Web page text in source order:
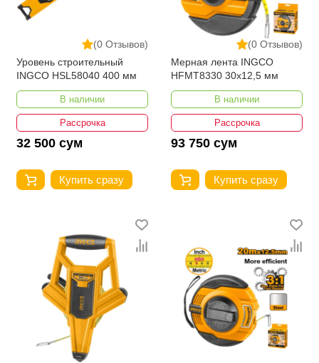
(0 Отзывов)
Уровень строительный
INGCO HSL58040 400 мм
В наличии
Рассрочка
32 500 сум
Купить сразу
(0 Отзывов)
Мерная лента INGCO
HFMT8330 30x12,5 мм
В наличии
Рассрочка
93 750 сум
Купить сразу